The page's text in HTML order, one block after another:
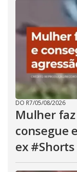
DO R7/05/08/2026
Mulher
consegue
ex